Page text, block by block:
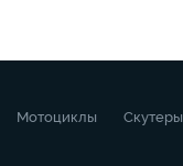
Мотоциклы Скутеры